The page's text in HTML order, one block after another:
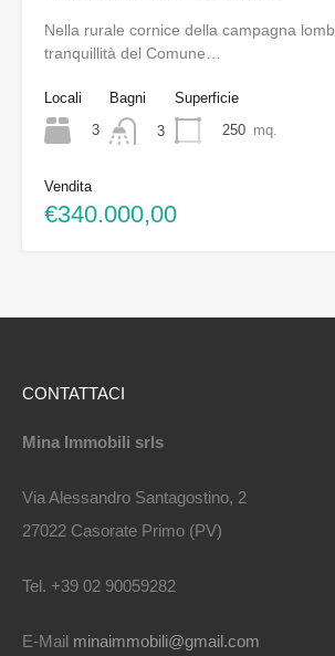
Nella rurale cornice della campagna
tranquillità del Comune…
Locali
3
Bagni
3
Superficie
250 mq.
Vendita
€340.000,00
CONTATTACI
Mina Immobili srls
Via Alessandro Santagostino, 2
27022 Casorate Primo (PV)
Tel. +39 02 90059282
E-Mail minaimmobili@gmail.com